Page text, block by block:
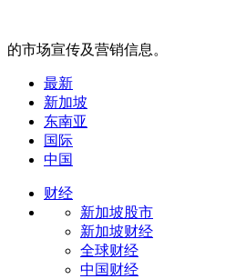
的市场宣传及营销信息。
最新
新加坡
东南亚
国际
中国
财经
新加坡股市
新加坡财经
全球财经
中国财经